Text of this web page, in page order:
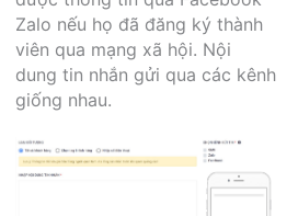
Zalo nếu họ đã đăng ký thành
viên qua mạng xã hội. Nội
dung tin nhắn gửi qua các kênh
giống nhau.